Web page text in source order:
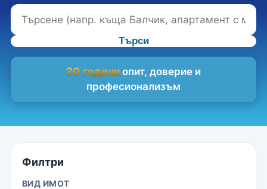
Търси
20 години опит, доверие и
професионализъм
Филтри
ВИД ИМОТ